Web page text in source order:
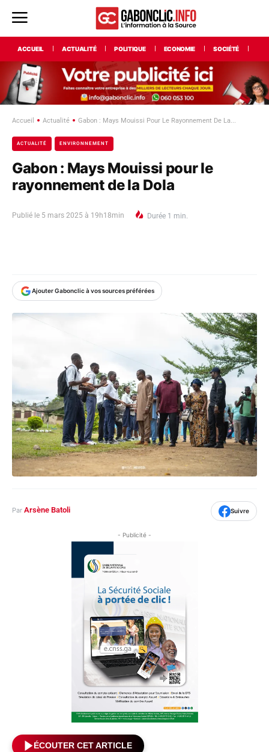
ACCUEIL ACTUALITÉ POLITIQUE ECONOMIE SOCIÉTÉ
Accueil Actualité Gabon : Mays Mouissi Pour Le Rayonnement De La...
ACTUALITÉ ENVIRONNEMENT
Gabon : Mays Mouissi pour le
rayonnement de la Dola
Publié le 5 mars 2025 à 19h18min Durée 1 min.
Ajouter Gabonclic à vos sources préférées
Par Arsène Batoli Suivre
- Publicité -
ÉCOUTER CET ARTICLE